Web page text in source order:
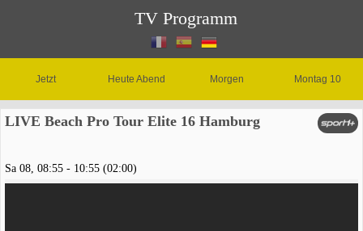
TV Programm
Jetzt Heute Abend Morgen Montag 10
LIVE Beach Pro Tour Elite 16 Hamburg
Sa 08, 08:55 - 10:55 (02:00)